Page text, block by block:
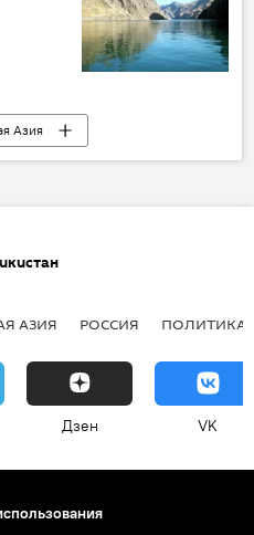
Азия
Узбекистан
АЗИЯ РОССИЯ ПОЛИТИКА
Дзен VK